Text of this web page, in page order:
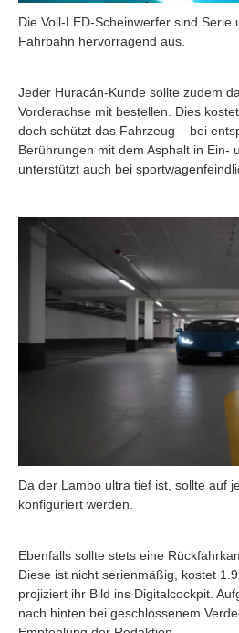
Die Voll-LED-Scheinwerfer sind Serie
Fahrbahn hervorragend aus.
Jeder Huracán-Kunde sollte zudem
Vorderachse mit bestellen. Dies
doch schützt das Fahrzeug – bei
Berührungen mit dem Asphalt in Ein-
unterstützt auch bei
Da der Lambo ultra tief ist, sollte auf
konfiguriert werden.
Ebenfalls sollte stets eine
Diese ist nicht serienmäßig, kostet
projiziert ihr Bild ins Digitalcockpit.
nach hinten bei geschlossenem